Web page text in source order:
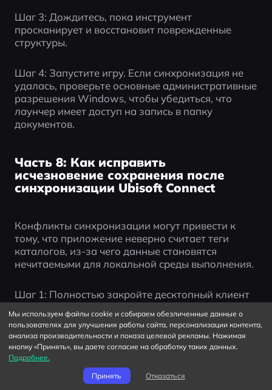
Шаг 3: Дождитесь, пока инструмент
просканирует и восстановит поврежденные
структуры.
Шаг 4: Запустите игру. Если синхронизация не
удалась, проверьте основные административные
разрешения Windows, чтобы убедиться, что
лаунчер имеет доступ на запись в папку
документов.
Часть 8: Как исправить
исчезновение сохранения после
синхронизации Ubisoft Connect
Конфликты синхронизации могут привести к
тому, что приложение неверно считает теги
каталогов, из-за чего данные становятся
нечитаемыми для локальной среды выполнения.
Шаг 1: Полностью закройте десктопный клиент
Шаг 2: Щелкните правой кнопкой мыши по
ярлыку на рабочем столе и выберите «Запуск от
имени администратора».
Мы используем файлы cookie и собираем обезличенные данные о
пользователях для улучшения работы сайта, персонализации контента,
анализа производительности и показа целевой рекламы. Нажимая
кнопку «Принять», вы даете согласие на обработку таких данных.
Подробнее.
Принять
Отказаться